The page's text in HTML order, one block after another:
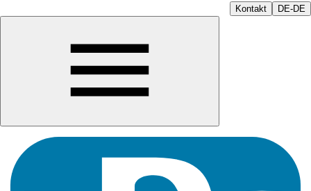
Kontakt DE-DE